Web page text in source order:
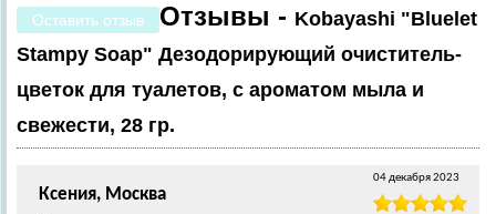
Оставить отзыв Отзывы - Kobayashi "Bluelet
Stampy Soap" Дезодорирующий очиститель-
цветок для туалетов, с ароматом мыла и
свежести, 28 гр.
Ксения, Москва
04 декабря 2023